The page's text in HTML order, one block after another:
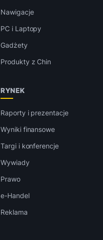
Nawigacje
PC i Laptopy
Gadżety
Produkty z Chin
RYNEK
Raporty i prezentacje
Wyniki finansowe
Targi i konferencje
Wywiady
Prawo
e-Handel
Reklama